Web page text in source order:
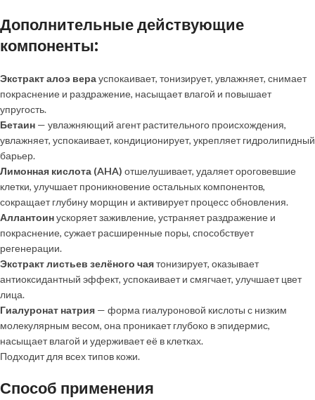
Дополнительные действующие
компоненты:
Экстракт алоэ верауспокаивает, тонизирует, увлажняет, снимает
покраснение и раздражение, насыщает влагой и повышает
упругость.
Бетаин — увлажняющий агент растительного происхождения,
увлажняет, успокаивает, кондиционирует, укрепляет гидролипидный
барьер.
Лимонная кислота (AHA) отшелушивает, удаляет ороговевшие
клетки, улучшает проникновение остальных компонентов,
сокращает глубину морщин и активирует процесс обновления.
Аллантоинускоряет заживление, устраняет раздражение и
покраснение, сужает расширенные поры, способствует
регенерации.
Экстракт листьев зелёного чаятонизирует, оказывает
антиоксидантный эффект, успокаивает и смягчает, улучшает цвет
лица.
Гиалуронат натрия — форма гиалуроновой кислоты с низким
молекулярным весом, она проникает глубоко в эпидермис,
насыщает влагой и удерживает её в клетках.
Подходит для всех типов кожи.
Способ применения